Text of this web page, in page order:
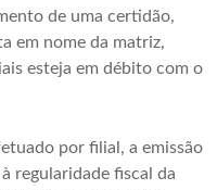
de uma certidão,
em nome da matriz,
esteja em débito com o
por filial, a emissão
regularidade fiscal da